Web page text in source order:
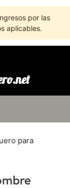
por las
aplicables.
para